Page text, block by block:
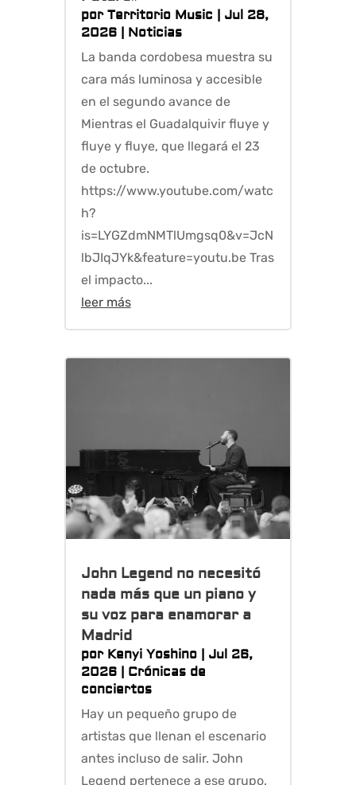
por Territorio Music | Jul 28,
2026| Noticias
La banda cordobesa muestra su
cara más luminosa y accesible
en el segundo avance de
Mientras el Guadalquivir fluye y
fluye y fluye, que llegará el 23
de octubre.
https://www.youtube.com/watc
h?
is=LYGZdmNMTlUmgsq0&v=JcN
lbJIqJYk&feature=youtu.be Tras
el impacto...
leer más
John Legend no necesitó
nada más que un piano y
su voz para enamorar a
Madrid
por Kenyi Yoshino| Jul 26,
2026| Crónicas de
conciertos
Hay un pequeño grupo de
artistas que llenan el escenario
antes incluso de salir. John
Legend pertenece a ese grupo.